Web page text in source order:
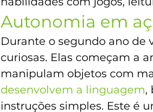
Autonomia em
Durante o segundo ano de
curiosas. Elas começam a
manipulam objetos com
desenvolvem a linguagem,
instruções simples. Este é